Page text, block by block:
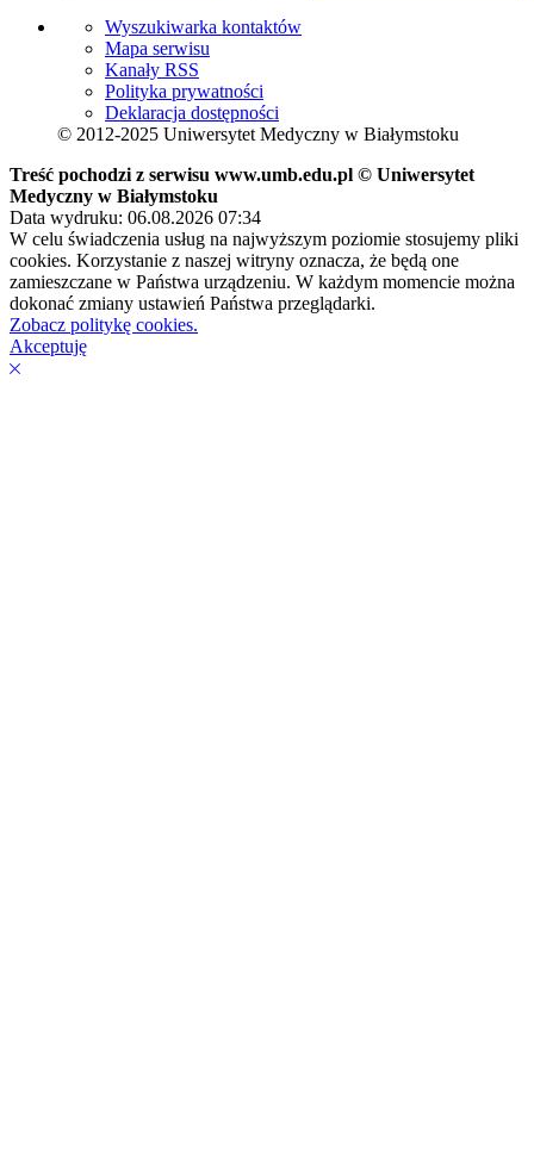
Wyszukiwarka kontaktów
Mapa serwisu
Kanały RSS
Polityka prywatności
Deklaracja dostępności
© 2012-2025 Uniwersytet Medyczny w Białymstoku
Treść pochodzi z serwisu www.umb.edu.pl © Uniwersytet
Medyczny w Białymstoku
Data wydruku: 06.08.2026 07:34
W celu świadczenia usług na najwyższym poziomie stosujemy pliki
cookies. Korzystanie z naszej witryny oznacza, że będą one
zamieszczane w Państwa urządzeniu. W każdym momencie można
dokonać zmiany ustawień Państwa przeglądarki.
Zobacz politykę cookies.
Akceptuję